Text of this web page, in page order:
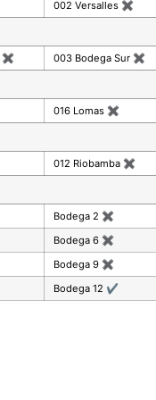
002 Versalles ✖
✖ 003 Bodega Sur ✖
016 Lomas ✖
012 Riobamba ✖
Bodega 2 ✖
Bodega 6 ✖
Bodega 9 ✖
Bodega 12 ✔